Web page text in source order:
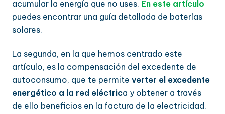
acumular la energía que no uses. En este artículo
puedes encontrar una guía detallada de baterías
solares.
La segunda, en la que hemos centrado este
artículo, es la compensación del excedente de
autoconsumo, que te permite verter el excedente
energético a la red eléctrica y obtener a través
de ello beneficios en la factura de la electricidad.